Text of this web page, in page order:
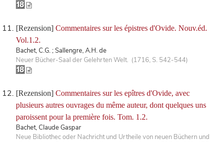
[Rezension] Commentaires sur les épistres d'Ovide. Nouv.éd.
Vol.1.2.
Bachet, C.G. ; Sallengre, A.H. de
Neuer Bücher-Saal der Gelehrten Welt. (1716, S. 542-544)
[Rezension] Commentaires sur les epîtres d'Ovide, avec
plusieurs autres ouvrages du même auteur, dont quelques uns
paroissent pour la première fois. Tom. 1.2.
Bachet, Claude Gaspar
Neue Bibliothec oder Nachricht und Urtheile von neuen Büchern und